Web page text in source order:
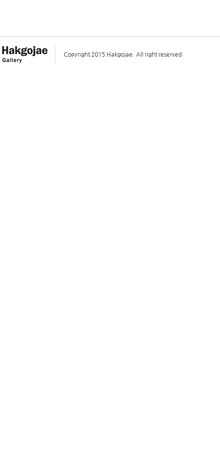
Copyright 2015 Hakgojae. All right reserved